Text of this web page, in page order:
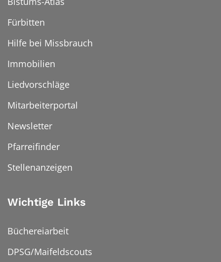
Fürbitten
Hilfe bei Missbrauch
Immobilien
Liedvorschläge
Mitarbeiterportal
Newsletter
Pfarreifinder
Stellenanzeigen
Wichtige Links
Büchereiarbeit
DPSG/Maifeldscouts